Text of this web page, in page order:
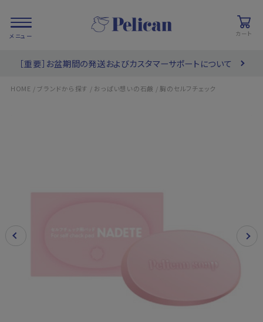
カート
［重要］お盆期間の発送およびカスタマーサポートについて
HOME / ブランドから探す / おっぱい想いの石鹸 / 胸のセルフチェック